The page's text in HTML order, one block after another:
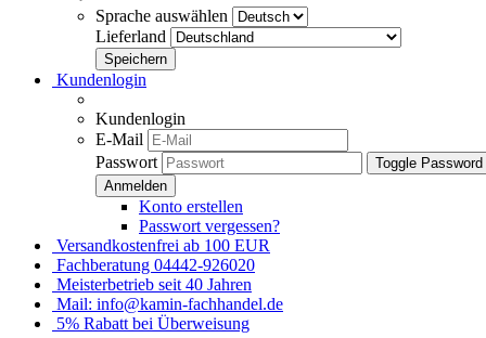
Sprache auswählen
Lieferland
Kundenlogin
Kundenlogin
E-Mail
Passwort
Toggle
Konto erstellen
Passwort vergessen?
Versandkostenfrei ab 100 EUR
Fachberatung 04442-926020
Meisterbetrieb seit 40 Jahren
Mail: info@kamin-fachhandel.de
5% Rabatt bei Überweisung